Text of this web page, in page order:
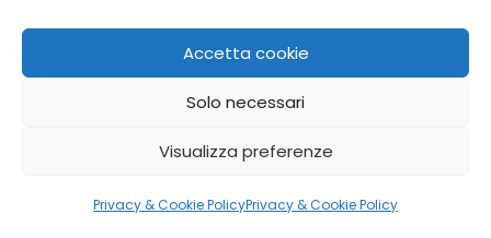
Accetta cookie
Solo necessari
Visualizza preferenze
Privacy & Cookie PolicyPrivacy & Cookie Policy
Make-up artist autore
dell'articolo: Claudia Neacsu